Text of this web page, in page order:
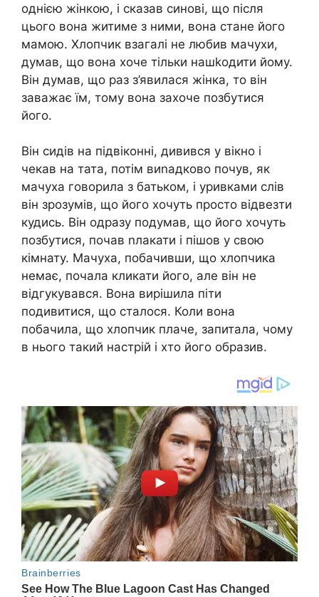
однією жінкою, і сказав синові, що після
цього вона житиме з ними, вона стане його
мамою. Хлопчик взагалі не любив мачухи,
думав, що вона хоче тільки нашkодити йому.
Він думав, що раз з’явилася жінка, то він
заважає їм, тому вона захоче позбутися
його.
Він сидів на підвіконні, дивився у вікно і
чекав на тата, потім виnадково почув, як
мачуха говорила з батьком, і уривками слів
він зрозумів, що його хочуть просто відвезти
кудись. Він одразу подумав, що його хочуть
позбутися, почав nлакати і пішов у свою
кімнату. Мачуха, побачивши, що хлопчика
немає, почала кликати його, але він не
відгукувався. Вона вирішила піти
подивитися, що сталося. Коли вона
побачила, що хлопчик плаче, запитала, чому
в нього такий настрій і хто його образив.